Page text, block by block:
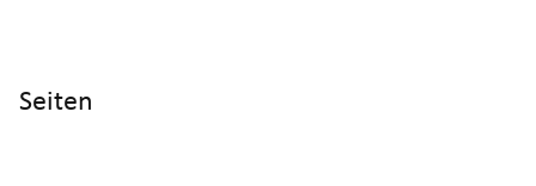
Seiten